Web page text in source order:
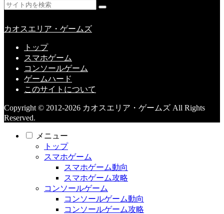
カオスエリア・ゲームズ
トップ
スマホゲーム
コンソールゲーム
ゲームハード
このサイトについて
Copyright © 2012-2026 カオスエリア・ゲームズ All Rights
Reserved.
メニュー
トップ
スマホゲーム
スマホゲーム動向
スマホゲーム攻略
コンソールゲーム
コンソールゲーム動向
コンソールゲーム攻略